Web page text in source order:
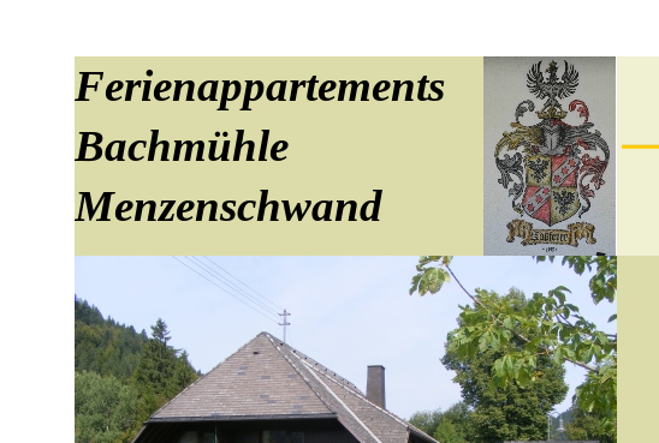
Ferienappartements
Bachmühle
Menzenschwand